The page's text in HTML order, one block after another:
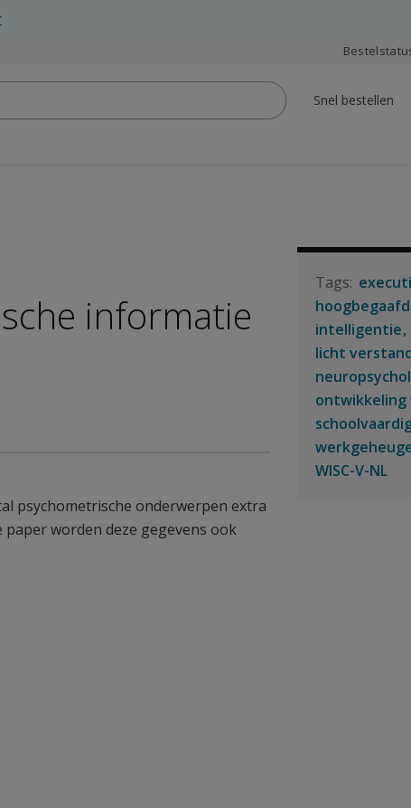
Snel bestellen
informatie
psychometrische onderwerpen extra
worden deze gegevens ook
intelligentie
licht
ontwikkeling
WISC-V-NL